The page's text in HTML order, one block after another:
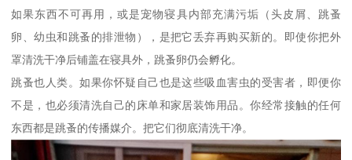
如果东西不可再用，或是宠物寝具内部充满污垢（头皮屑、跳蚤
卵、幼虫和跳蚤的排泄物），是把它丢弃再购买新的。即使你把外
罩清洗干净后铺盖在寝具外，跳蚤卵仍会孵化。
跳蚤也人类。如果你怀疑自己也是这些吸血害虫的受害者，即便你
不是，也必须清洗自己的床单和家居装饰用品。你经常接触的任何
东西都是跳蚤的传播媒介。把它们彻底清洗干净。